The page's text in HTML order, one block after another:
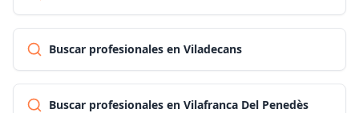
Buscar profesionales en Viladecans
Buscar profesionales en Vilafranca Del Penedès